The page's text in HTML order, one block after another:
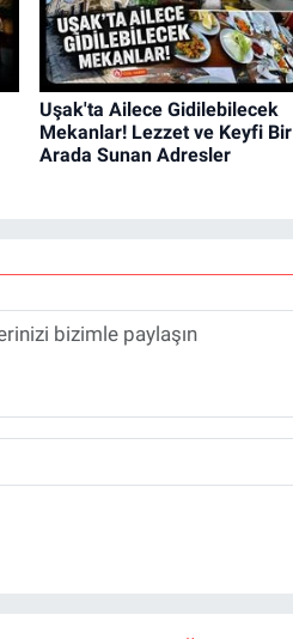
Uşak'ta Ailece Gidilebilecek
Mekanlar! Lezzet ve Keyfi Bir
Arada Sunan Adresler